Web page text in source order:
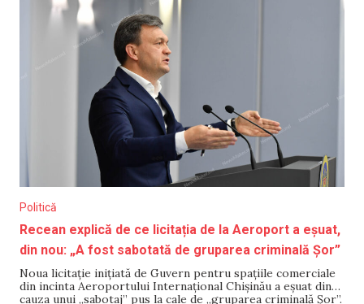
Politică
Recean explică de ce licitația de la Aeroport a eșuat,
din nou: „A fost sabotată de gruparea criminală Șor”
Noua licitație inițiată de Guvern pentru spațiile comerciale
din incinta Aeroportului Internațional Chișinău a eșuat din
cauza unui „sabotaj” pus la cale de „gruparea criminală Șor”.